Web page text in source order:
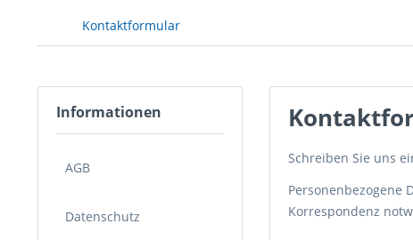
Kontaktformular
Informationen
AGB
Datenschutz
Schreiben Sie uns
Personenbezogene
Korrespondenz